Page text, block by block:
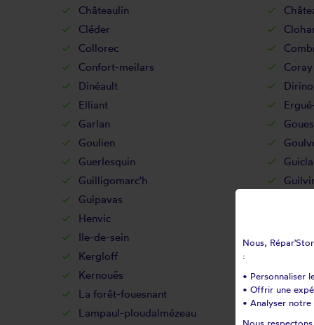
Châteaulin
Cléder
Collorec
Confort-meilars
Coray
Dinéault
Elliant
Garlan
Goulien
Guerlesquin
Guilligomarc'h
Guipavas
Henvic
Ile-de-sein
Ile-
Kergloff
Kernouës
La forêt-fouesnant
La
Lampaul-ploudalmézeau
Nous,
:
• Personnaliser
• Offrir une
• Analyser notre